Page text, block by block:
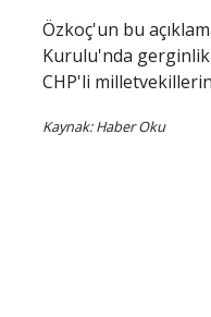
Özkoç'un bu
Kurulu'nda gerginlik
CHP'li
Kaynak: Haber Oku